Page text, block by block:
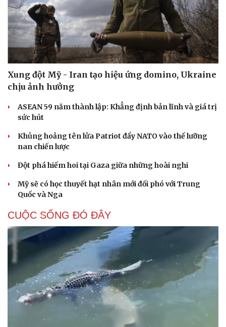
Xung đột Mỹ - Iran tạo hiệu ứng domino, Ukraine
chịu ảnh hưởng
ASEAN 59 năm thành lập: Khẳng định bản lĩnh và giá trị
sức hút
Khủng hoảng tên lửa Patriot đẩy NATO vào thế lưỡng
nan chiến lược
Đột phá hiếm hoi tại Gaza giữa những hoài nghi
Mỹ sẽ có học thuyết hạt nhân mới đối phó với Trung
Quốc và Nga
CUỘC SỐNG ĐÓ ĐÂY